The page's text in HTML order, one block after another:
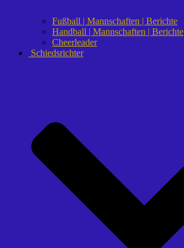
Fußball | Mannschaften | Berichte
Handball | Mannschaften | Berichte
Cheerleader
Schiedsrichter